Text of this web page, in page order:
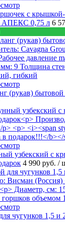
с крышкой-
АПЕКС 0,75 л 6
(рукав)
узбекский с
4 990 руб. /
чугунков 1,5 и